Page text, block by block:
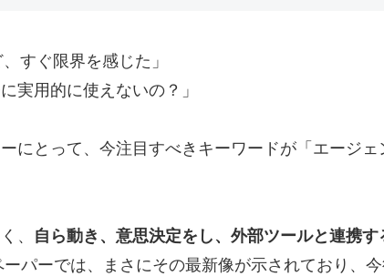
すぐ限界を感じた」
実用的に使えないの？」
にとって、今注目すべきキーワードが「エージェ
、 自ら動き、意思決定をし、外部ツールと連携
パーでは、まさにその最新像が示されており、